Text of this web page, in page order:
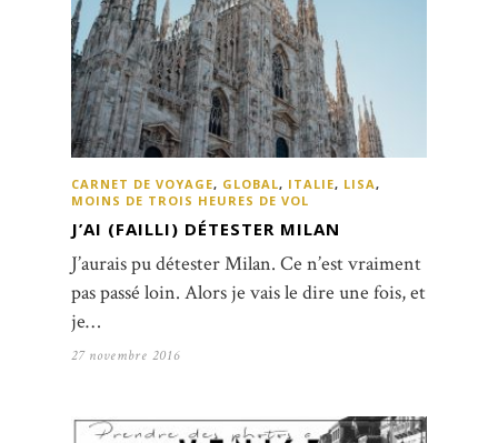
CARNET DE VOYAGE, GLOBAL, ITALIE, LISA,
MOINS DE TROIS HEURES DE VOL
J’AI (FAILLI) DÉTESTER MILAN
J’aurais pu détester Milan. Ce n’est vraiment
pas passé loin. Alors je vais le dire une fois, et
je…
27 novembre 2016